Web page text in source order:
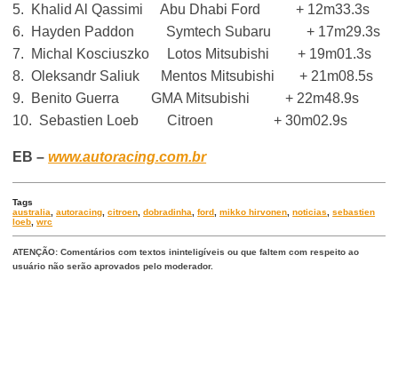
5. Khalid Al Qassimi Abu Dhabi Ford + 12m33.3s
6. Hayden Paddon Symtech Subaru + 17m29.3s
7. Michal Kosciuszko Lotos Mitsubishi + 19m01.3s
8. Oleksandr Saliuk Mentos Mitsubishi + 21m08.5s
9. Benito Guerra GMA Mitsubishi + 22m48.9s
10. Sebastien Loeb Citroen + 30m02.9s
EB –www.autoracing.com.br
Tags
australia
,autoracing ,citroen ,dobradinha ,ford ,mikko hirvonen ,noticias ,sebastien
loeb ,wrc
ATENÇÃO: Comentários com textos ininteligíveis ou que faltem com respeito ao
usuário não serão aprovados pelo moderador.